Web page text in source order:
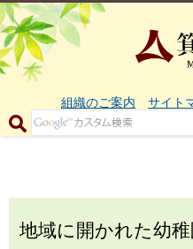
組織のご案内 サイト
地域に開かれた幼